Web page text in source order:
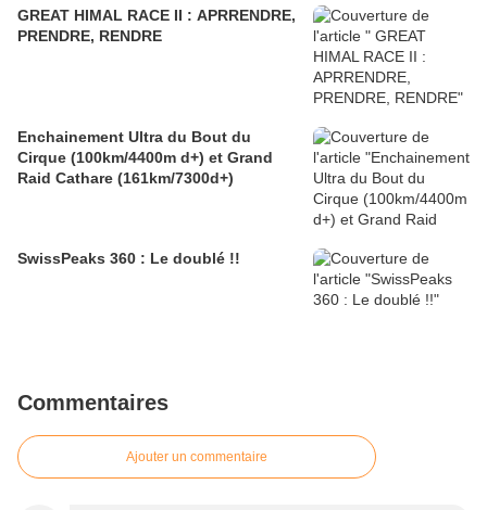
GREAT HIMAL RACE II : APRRENDRE,
PRENDRE, RENDRE
Enchainement Ultra du Bout du
Cirque (100km/4400m d+) et Grand
Raid Cathare (161km/7300d+)
SwissPeaks 360 : Le doublé !!
Commentaires
Ajouter un commentaire